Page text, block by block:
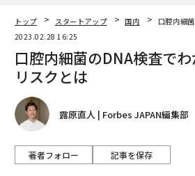
トップ スタートアップ 国内
口腔内細
2023.02.28 16:25
口腔内細菌のDNA検査で
リスクとは
露原直人 | Forbes JAPAN編集部
著者フォロー 記事を保存